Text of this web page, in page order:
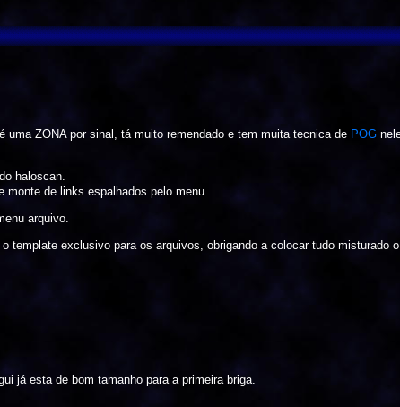
ZONA por sinal, tá muito remendado e tem muita tecnica de POG
haloscan.
de links espalhados pelo menu.
arquivo.
template exclusivo para os arquivos, obrigando a colocar tudo misturado
já esta de bom tamanho para a primeira briga.